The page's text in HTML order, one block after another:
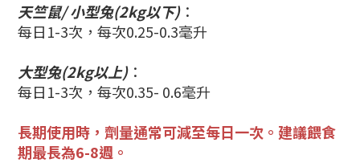
天竺鼠/ 小型兔(2kg以下)：
每日1-3次，每次0.25-0.3毫升
大型兔(2kg以上)：
每日1-3次，每次0.35- 0.6毫升
長期使用時，劑量通常可減至每日一次。建議餵食
期最長為6-8週。